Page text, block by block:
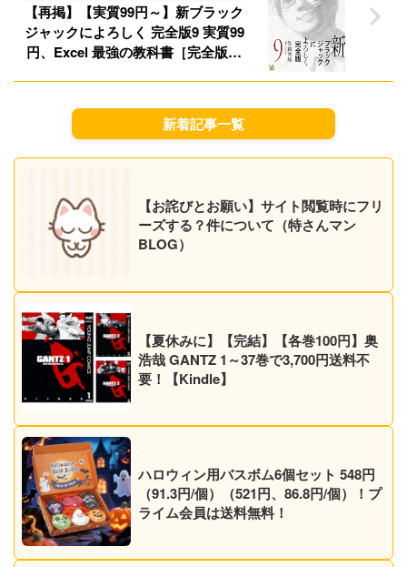
【再掲】【実質99円～】新ブラック
ジャックによろしく 完全版9 実質99
円、Excel 最強の教科書［完全版］
新着記事一覧
【お詫びとお願い】サイト閲覧時にフリ
ーズする？件について（特さんマン
BLOG）
【夏休みに】【完結】【各巻100円】奥
浩哉 GANTZ 1～37巻で3,700円送料不
要！【Kindle】
ハロウィン用バスボム6個セット 548円
（91.3円/個）（521円、86.8円/個）！プ
ライム会員は送料無料！